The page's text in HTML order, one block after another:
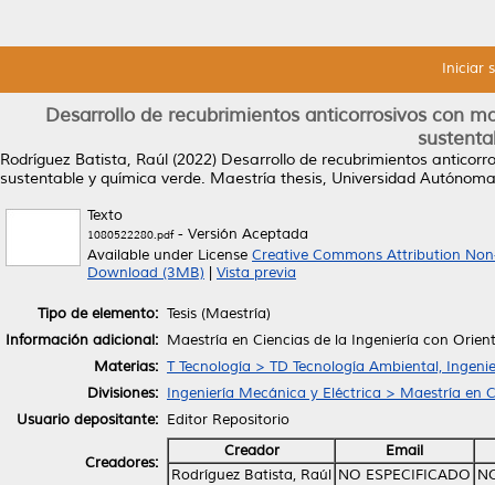
Iniciar
Desarrollo de recubrimientos anticorrosivos con
Rodríguez Batista, Raúl (2022) Desarrollo de recubrimientos
sustentable y química verde. Maestría thesis, Universidad
Texto
1080522280.pdf- Versión Aceptada
Available under License Creative Commons Attribution
Download (3MB)
Vista previa
Tipo de elemento: Tesis (Maestría)
Información adicional: Maestría en Ciencias de la Ingeniería con
Materias: T Tecnología > TD Tecnología Ambiental,
Divisiones: Ingeniería Mecánica y Eléctrica > Maestría en
Usuario depositante: Editor Repositorio
Creadores:
Creador
Email
Rodríguez Batista, Raúl NO ESPECIFICADO